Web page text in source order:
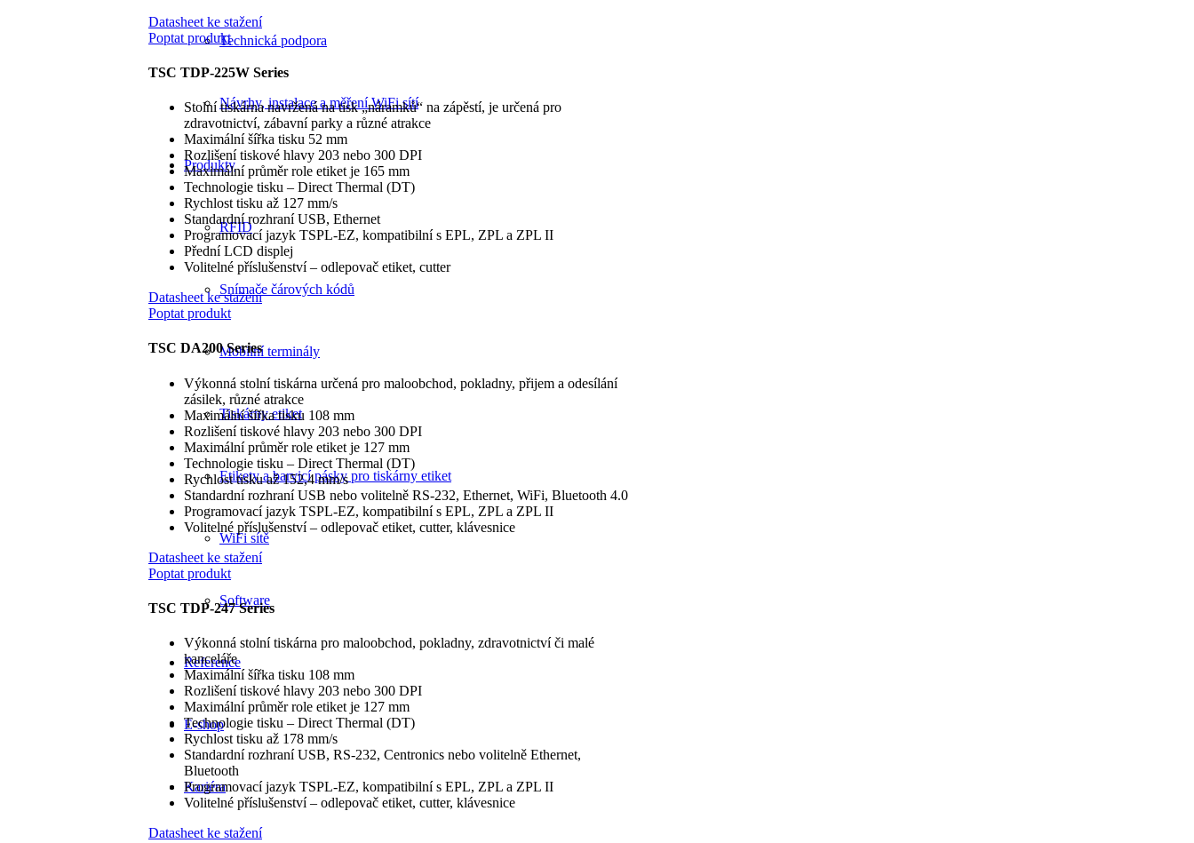
Technická podpora
Návrhy, instalace a měření WiFi sítí
Produkty
RFID
Snímače čárových kódů
Mobilní terminály
Tiskárny etiket
Etikety a barvicí pásky pro tiskárny etiket
WiFi sítě
Software
Reference
E-shop
Kariéra
Datasheet ke stažení
Poptat produkt
TSC TDP-225W Series
Stolní tiskárna navržená na tisk „náramků“ na zápěstí, je určená pro
zdravotnictví, zábavní parky a různé atrakce
Maximální šířka tisku 52 mm
Rozlišení tiskové hlavy 203 nebo 300 DPI
Maximální průměr role etiket je 165 mm
Technologie tisku – Direct Thermal (DT)
Rychlost tisku až 127 mm/s
Standardní rozhraní USB, Ethernet
Programovací jazyk TSPL-EZ, kompatibilní s EPL, ZPL a ZPL II
Přední LCD displej
Volitelné příslušenství – odlepovač etiket, cutter
Datasheet ke stažení
Poptat produkt
TSC DA200 Series
Výkonná stolní tiskárna určená pro maloobchod, pokladny, přijem a odesílání
zásilek, různé atrakce
Maximální šířka tisku 108 mm
Rozlišení tiskové hlavy 203 nebo 300 DPI
Maximální průměr role etiket je 127 mm
Technologie tisku – Direct Thermal (DT)
Rychlost tisku až 152,4 mm/s
Standardní rozhraní USB nebo volitelně RS-232, Ethernet, WiFi, Bluetooth 4.0
Programovací jazyk TSPL-EZ, kompatibilní s EPL, ZPL a ZPL II
Volitelné příslušenství – odlepovač etiket, cutter, klávesnice
Datasheet ke stažení
Poptat produkt
TSC TDP-247 Series
Výkonná stolní tiskárna pro maloobchod, pokladny, zdravotnictví či malé
kanceláře
Maximální šířka tisku 108 mm
Rozlišení tiskové hlavy 203 nebo 300 DPI
Maximální průměr role etiket je 127 mm
Technologie tisku – Direct Thermal (DT)
Rychlost tisku až 178 mm/s
Standardní rozhraní USB, RS-232, Centronics nebo volitelně Ethernet,
Bluetooth
Programovací jazyk TSPL-EZ, kompatibilní s EPL, ZPL a ZPL II
Volitelné příslušenství – odlepovač etiket, cutter, klávesnice
Datasheet ke stažení